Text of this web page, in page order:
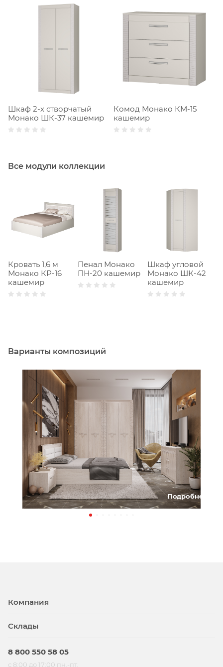
Шкаф 2-х створчатый
Монако ШК-37 кашемир
Комод Монако КМ-15
кашемир
Все модули коллекции
Кровать 1,6 м
Монако КР-16
кашемир
Пенал Монако
ПН-20 кашемир
Шкаф угловой
Монако ШК-42
кашемир
Варианты композиций
Подробнее
Компания
Склады
8 800 550 58 05
с 8:00 до 17:00 пн.-пт.